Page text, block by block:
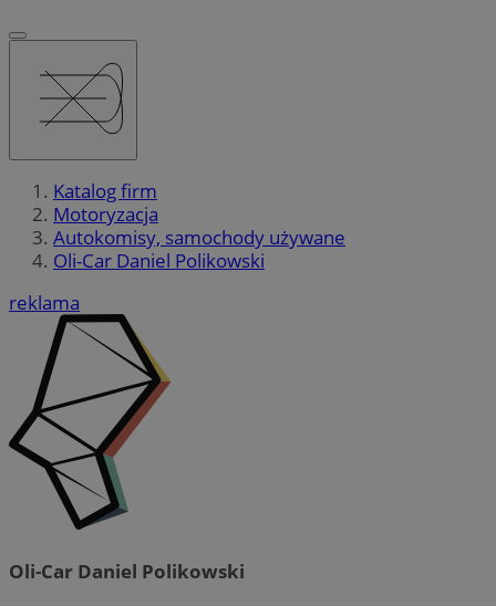
Katalog firm
Motoryzacja
Autokomisy, samochody używane
Oli-Car Daniel Polikowski
reklama
Oli-Car Daniel Polikowski